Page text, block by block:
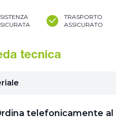
TRASPORTO
ASSICURATO
tecnica
telefonicamente al